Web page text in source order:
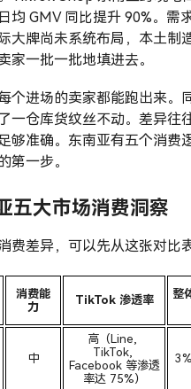
均 GMV 同比提升 90%。需
大牌尚未系统布局，本土制
家一批一批地填进去。
个进场的卖家都能跑出来。
一仓库货纹丝不动。差异往
够准确。东南亚有五个消费
第一步。
五大市场消费洞察
费差异，可以先从这张对比
消费能
力
TikTok 渗透率
整
中
高（Line,
TikTok,
Facebook 等渗透
率达 75%）